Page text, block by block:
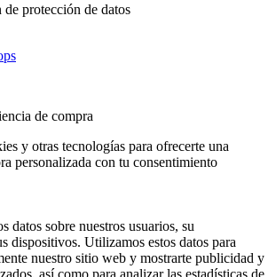
protección de datos
de compra
y otras tecnologías para ofrecerte una
personalizada con tu consentimiento
datos sobre nuestros usuarios, su
dispositivos. Utilizamos estos datos para
nuestro sitio web y mostrarte publicidad y